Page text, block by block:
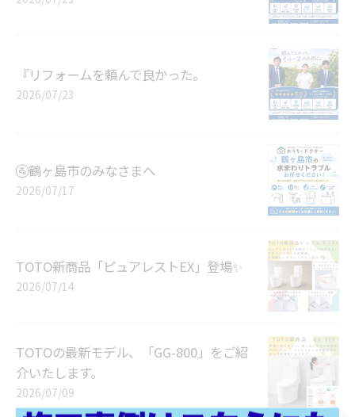
『リフォームを頼んで良かった。
2026/07/23
🚰鶴ヶ島市のみなさまへ
2026/07/17
TOTO新商品「ピュアレストEX」登場✨
2026/07/14
TOTOの最新モデル、「GG-800」をご紹
介いたします。
2026/07/09